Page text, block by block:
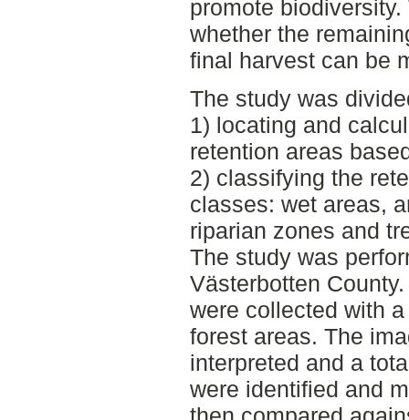
promote
whether the
final harvest can be
The study was
1) locating and
retention areas
2) classifying the
classes: wet areas,
riparian zones and
The study was
Västerbotten
were collected with
forest areas. The
interpreted and a
were identified and